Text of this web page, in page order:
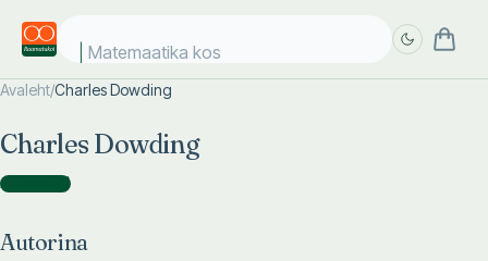
Matemaatika kosm
Avaleht/Charles Dowding
Charles Dowding
Autorina )
Autorina